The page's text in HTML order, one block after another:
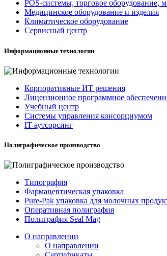
POS-системы, торговое оборудование,
Медицинское оборудование и изделия
Климатическое оборудование
Сервисный центр
Информационные технологии
Корпоративные ИТ решения
Лицензионное программное
Учебный центр
Системы управления консорциумом
IT-аутсорсинг
Полиграфическое производство
Типография
Фармацевтическая упаковка
Pure-Pak упаковка для молочных
Оперативная полиграфия
Полиграфия Seal Mag
О направлении
О направлении